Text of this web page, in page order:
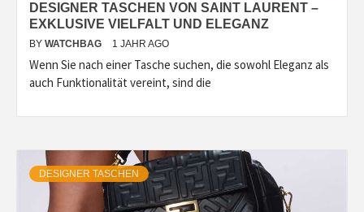
DESIGNER TASCHEN VON SAINT LAURENT –
EXKLUSIVE VIELFALT UND ELEGANZ
BY WATCHBAG 1 JAHR AGO
Wenn Sie nach einer Tasche suchen, die sowohl Eleganz als
auch Funktionalität vereint, sind die
DESIGNER TASCHEN